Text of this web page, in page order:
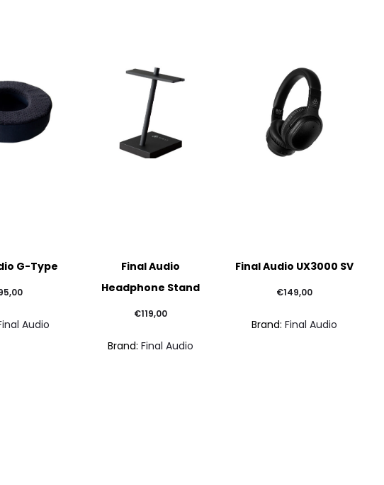
G-Type
Audio
Final Audio
Headphone Stand
€119,00
Brand:Final Audio
Final Audio UX3000 SV
€149,00
Brand:Final Audio